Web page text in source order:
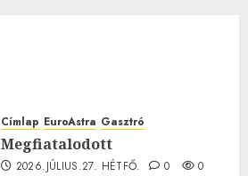
Címlap EuroAstra Gasztró
Megfiatalodott
2026.JÚLIUS.27. HÉTFŐ. 0 0